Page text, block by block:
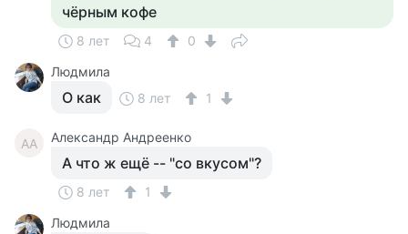
чёрным кофе
8 лет 4
0
Людмила
О как 8 лет 1
АА Александр Андреенко
А что ж ещё -- "со вкусом"?
8 лет
1
Людмила